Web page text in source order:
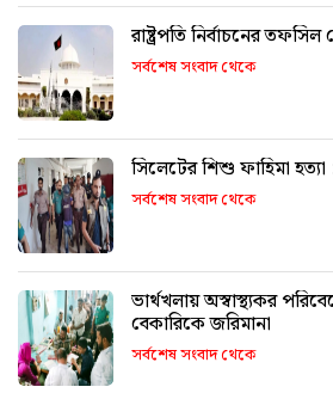
রাষ্ট্রপতি নির্বাচনের
সর্বশেষ সংবাদ থেকে
সিলেটের শিশু ফাহিমা
সর্বশেষ সংবাদ থেকে
ভার্থখলায় অস্বাস্থ্যকর পরিবেশে
বেকারিকে জরিমানা
সর্বশেষ সংবাদ থেকে